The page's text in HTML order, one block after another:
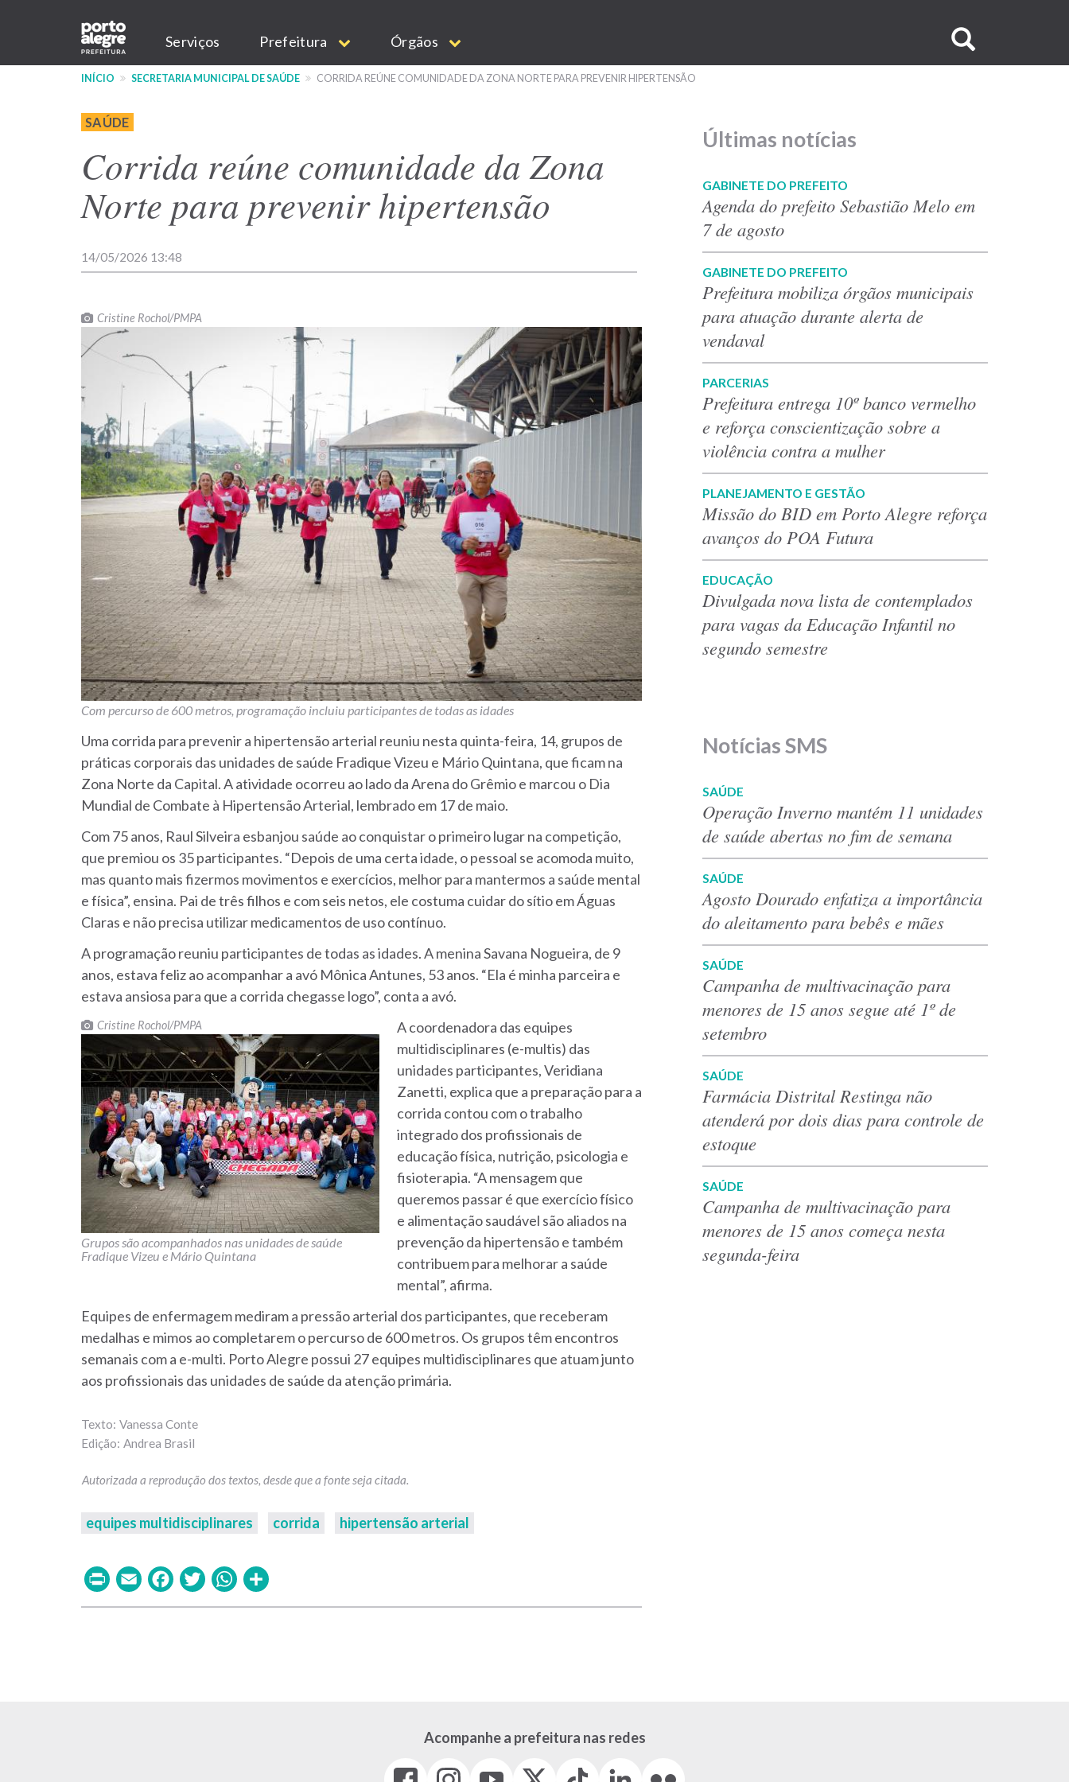
conteúdo
Main
navigation
Serviços Prefeitura Órgãos
no
INÍCIO SECRETARIA MUNICIPAL DE SAÚDE CORRIDA REÚNE COMUNIDADE DA ZONA NORTE PARA PREVENIR HIPERTENSÃO
SAÚDE
Corrida reúne comunidade da Zona
Norte para prevenir hipertensão
14/05/2026 13:48
Cristine Rochol/PMPA
Com percurso de 600 metros, programação incluiu participantes de todas as idades
Uma corrida para prevenir a hipertensão arterial reuniu nesta quinta-feira, 14, grupos de
práticas corporais das unidades de saúde Fradique Vizeu e Mário Quintana, que ficam na
Zona Norte da Capital. A atividade ocorreu ao lado da Arena do Grêmio e marcou o Dia
Mundial de Combate à Hipertensão Arterial, lembrado em 17 de maio.
Com 75 anos, Raul Silveira esbanjou saúde ao conquistar o primeiro lugar na competição,
que premiou os 35 participantes. “Depois de uma certa idade, o pessoal se acomoda muito,
mas quanto mais fizermos movimentos e exercícios, melhor para mantermos a saúde mental
e física”, ensina. Pai de três filhos e com seis netos, ele costuma cuidar do sítio em Águas
Claras e não precisa utilizar medicamentos de uso contínuo.
A programação reuniu participantes de todas as idades. A menina Savana Nogueira, de 9
anos, estava feliz ao acompanhar a avó Mônica Antunes, 53 anos. “Ela é minha parceira e
estava ansiosa para que a corrida chegasse logo”, conta a avó.
Cristine Rochol/PMPA
Grupos são acompanhados nas unidades de saúde
Fradique Vizeu e Mário Quintana
A coordenadora das equipes
multidisciplinares (e-multis) das
unidades participantes, Veridiana
Zanetti, explica que a preparação para a
corrida contou com o trabalho
integrado dos profissionais de
educação física, nutrição, psicologia e
fisioterapia. “A mensagem que
queremos passar é que exercício físico
e alimentação saudável são aliados na
prevenção da hipertensão e também
contribuem para melhorar a saúde
mental”, afirma.
Equipes de enfermagem mediram a pressão arterial dos participantes, que receberam
medalhas e mimos ao completarem o percurso de 600 metros. Os grupos têm encontros
semanais com a e-multi. Porto Alegre possui 27 equipes multidisciplinares que atuam junto
aos profissionais das unidades de saúde da atenção primária.
Vanessa Conte
Andrea Brasil
equipes multidisciplinares corrida hipertensão arterial
PrintEmailFacebook
TwitterWhatsApp
Últimas notícias
GABINETE DO PREFEITO
Agenda do prefeito Sebastião Melo em
7 de agosto
GABINETE DO PREFEITO
Prefeitura mobiliza órgãos municipais
para atuação durante alerta de
vendaval
PARCERIAS
Prefeitura entrega 10º banco vermelho
e reforça conscientização sobre a
violência contra a mulher
PLANEJAMENTO E GESTÃO
Missão do BID em Porto Alegre reforça
avanços do POA Futura
EDUCAÇÃO
Divulgada nova lista de contemplados
para vagas da Educação Infantil no
segundo semestre
Notícias SMS
SAÚDE
Operação Inverno mantém 11 unidades
de saúde abertas no fim de semana
SAÚDE
Agosto Dourado enfatiza a importância
do aleitamento para bebês e mães
SAÚDE
Campanha de multivacinação para
menores de 15 anos segue até 1º de
setembro
SAÚDE
Farmácia Distrital Restinga não
atenderá por dois dias para controle de
estoque
SAÚDE
Campanha de multivacinação para
menores de 15 anos começa nesta
segunda-feira
Acompanhe a prefeitura nas redes
FacebookInstagram
Tiktok
LinkedIn